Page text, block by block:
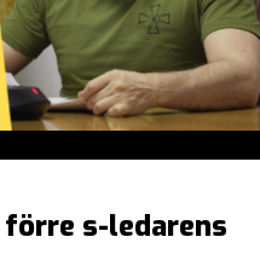
s-ledarens